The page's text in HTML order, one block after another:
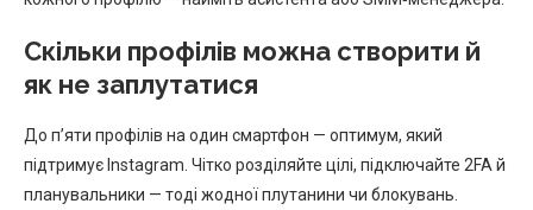
Скільки профілів можна створити й
як не заплутатися
До п’яти профілів на один смартфон — оптимум, який
підтримує Instagram. Чітко розділяйте цілі, підключайте 2FA й
планувальники — тоді жодної плутанини чи блокувань.